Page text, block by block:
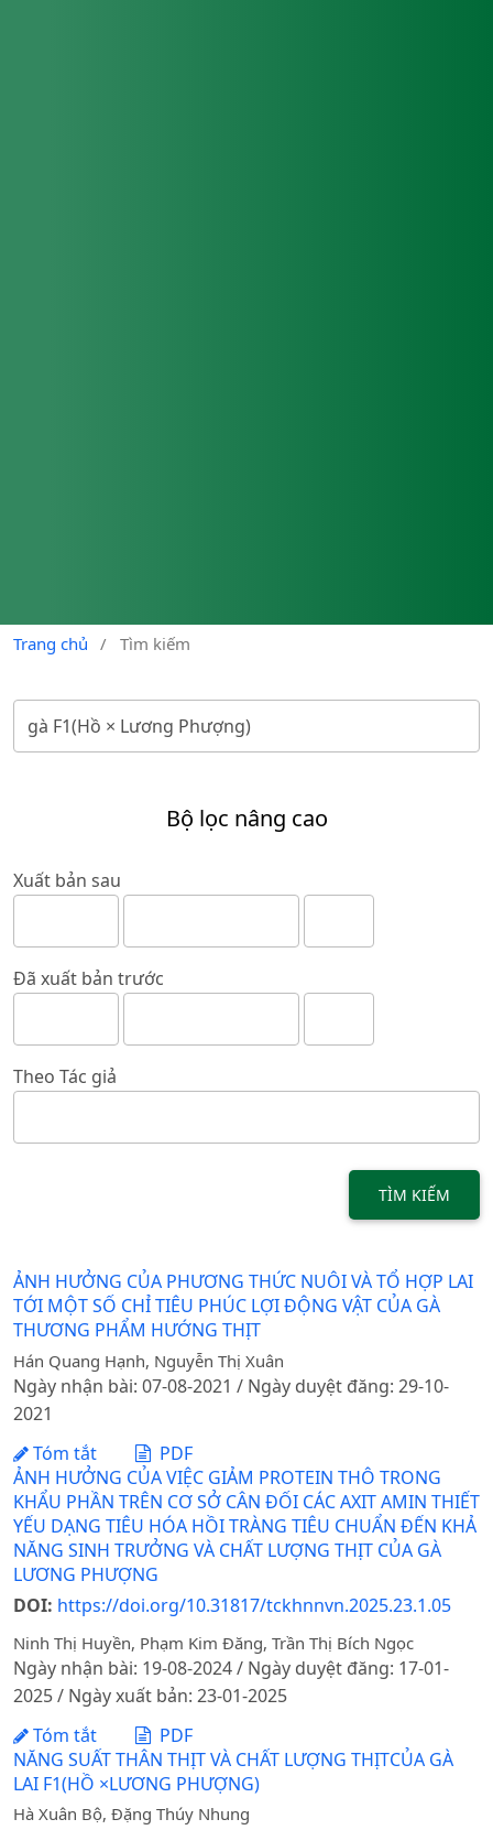
Trang chủ / Tìm kiếm
Bộ lọc nâng cao
Xuất bản sau
Đã xuất bản trước
Theo Tác giả
TÌM KIẾM
ẢNH HƯỞNG CỦA PHƯƠNG THỨC NUÔI VÀ TỔ HỢP LAI
TỚI MỘT SỐ CHỈ TIÊU PHÚC LỢI ĐỘNG VẬT CỦA GÀ
THƯƠNG PHẨM HƯỚNG THỊT
Hán Quang Hạnh, Nguyễn Thị Xuân
Ngày nhận bài: 07-08-2021 / Ngày duyệt đăng: 29-10-
2021
Tóm tắt
PDF
ẢNH HƯỞNG CỦA VIỆC GIẢM PROTEIN THÔ TRONG
KHẨU PHẦN TRÊN CƠ SỞ CÂN ĐỐI CÁC AXIT AMIN THIẾT
YẾU DẠNG TIÊU HÓA HỒI TRÀNG TIÊU CHUẨN ĐẾN KHẢ
NĂNG SINH TRƯỞNG VÀ CHẤT LƯỢNG THỊT CỦA GÀ
LƯƠNG PHƯỢNG
DOI: https://doi.org/10.31817/tckhnnvn.2025.23.1.05
Ninh Thị Huyền, Phạm Kim Đăng, Trần Thị Bích Ngọc
Ngày nhận bài: 19-08-2024 / Ngày duyệt đăng: 17-01-
2025 / Ngày xuất bản: 23-01-2025
Tóm tắt
PDF
NĂNG SUẤT THÂN THỊT VÀ CHẤT LƯỢNG THỊTCỦA GÀ
LAI F1(HỒ ×LƯƠNG PHƯỢNG)
Hà Xuân Bộ, Đặng Thúy Nhung